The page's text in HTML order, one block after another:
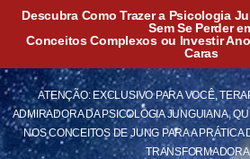
Descubra Como Trazer a Psicologia
Sem Se Perder
Conceitos Complexos ou Investir
Caras
ATENÇÃO: EXCLUSIVO PARA VOCÊ,
ADMIRADORA DA PSICOLOGIA JUNGUIANA,
NOS CONCEITOS DE JUNG PARA A PRÁTICA